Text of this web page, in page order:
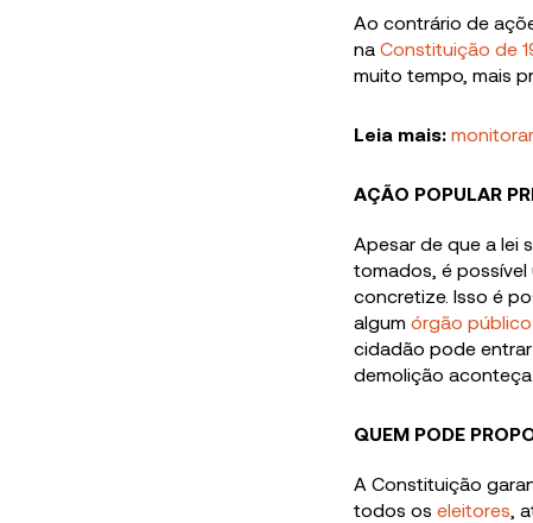
Ao contrário de
na Constituição de
muito tempo, mais
Leia mais:
AÇÃO POPULAR
Apesar de que a lei
tomados, é
concretize. Isso é
algum órgão público
cidadão pode
demolição aconteça.
QUEM PODE
A Constituição
todos os eleitores ,